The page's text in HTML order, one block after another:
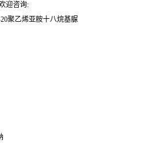
迎咨询:
聚乙烯亚胺十八烷基脲